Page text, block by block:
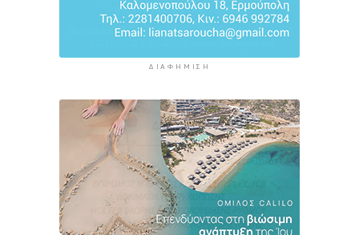
ΔΙΑΦΉΜΙΣΗ